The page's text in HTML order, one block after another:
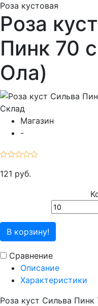
Роза кустовая
Роза
Пинк 70
Ола)
Склад
Магазин
-
121 руб.
В корзину!
Сравнение
Описание
Характеристики
Роза куст Сильва